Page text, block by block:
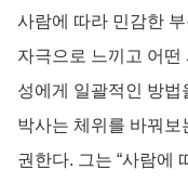
사람에 따라 민감한
자극으로 느끼고 어떤
성에게 일괄적인 방
박사는 체위를 바꿔보
권한다. 그는 “사람에